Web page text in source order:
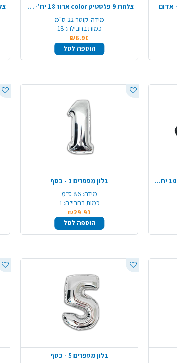
צלחת 9 פלסטיק color ארוז 18 יח'- שחור
מידה: קוטר 22 ס"מ
כמות בחבילה: 18
₪6.90
הוספה לסל
מגש פלסטיק אובלי color ארוז 10 יח' - שחור
בלון מספרים 1 - כסף
מידה: 86 ס"מ
כמות בחבילה: 1
₪29.90
הוספה לסל
בלון מספרים 5 - כסף